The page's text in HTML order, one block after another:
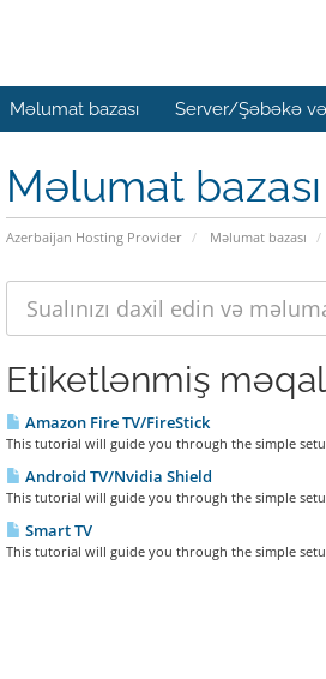
Məlumat bazası Server/Şəbəkə
Məlumat bazası
Azerbaijan Hosting Provider Məlumat bazası
Etiketlənmiş
Amazon Fire TV/FireStick
This tutorial will guide you through the simple
Android TV/Nvidia Shield
This tutorial will guide you through the simple
Smart TV
This tutorial will guide you through the simple